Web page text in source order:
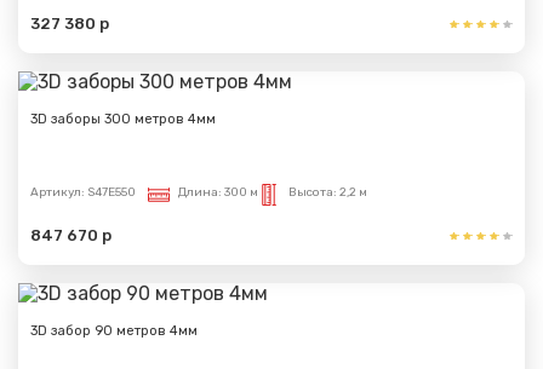
327 380 р
3D заборы 300 метров 4мм
Артикул: S47E550 Длина: 300 м Высота: 2,2 м
847 670 р
3D забор 90 метров 4мм